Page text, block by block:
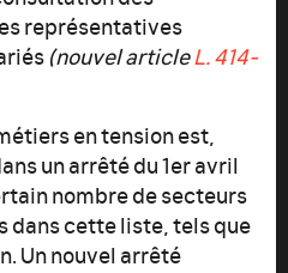
représentatives
(nouvel articleL. 414-
en tension est,
un arrêté du 1er avril
nombre de secteurs
dans cette liste, tels que
Un nouvel arrêté